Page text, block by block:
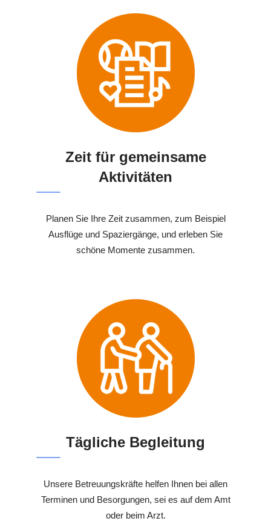
Zeit für gemeinsame
Aktivitäten
Planen Sie Ihre Zeit zusammen, zum Beispiel
Ausflüge und Spaziergänge, und erleben Sie
schöne Momente zusammen.
Tägliche Begleitung
Unsere Betreuungskräfte helfen Ihnen bei allen
Terminen und Besorgungen, sei es auf dem Amt
oder beim Arzt.